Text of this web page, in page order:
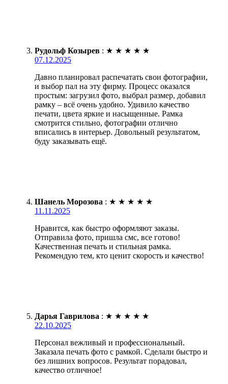
Рудольф Козырев : ★ ★ ★ ★ ★
07.12.2025
Давно планировал распечатать свои фотографии,
и выбор пал на эту фирму. Процесс оказался
простым: загрузил фото, выбрал размер, добавил
рамку – всё очень удобно. Удивило качество
печати, цвета яркие и насыщенные. Рамка
смотрится стильно, фотографии отлично
вписались в интерьер. Довольный результатом,
буду заказывать ещё.
Шанель Морозова : ★ ★ ★ ★ ★
11.11.2025
Нравится, как быстро оформляют заказы.
Отправила фото, пришла смс, все готово!
Качественная печать и стильная рамка.
Рекомендую тем, кто ценит скорость и качество!
Дарья Гаврилова : ★ ★ ★ ★ ★
22.10.2025
Персонал вежливый и профессиональный.
Заказала печать фото с рамкой. Сделали быстро и
без лишних вопросов. Результат порадовал,
качество отличное!